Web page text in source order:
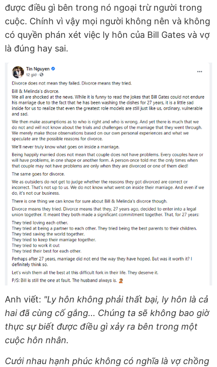
được điều gì bên trong nó ngoại trừ người trong
cuộc. Chính vì vậy mọi người không nên và không
có quyền phán xét việc ly hôn của Bill Gates và vợ
là đúng hay sai.
Anh viết: "Ly hôn không phải thất bại, ly hôn là cả
hai đã cùng cố gắng... Chúng ta sẽ không bao giờ
thực sự biết được điều gì xảy ra bên trong một
cuộc hôn nhân.
Cưới nhau hạnh phúc không có nghĩa là vợ chồng